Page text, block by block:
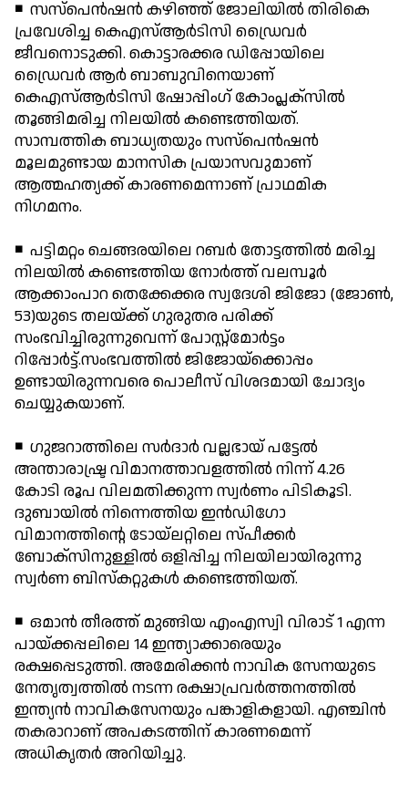
◾ സസ്പെന്‍ഷന്‍ കഴിഞ്ഞ് ജോലിയില്‍ തിരികെ
പ്രവേശിച്ച കെഎസ്ആര്‍ടിസി ഡ്രൈവര്‍
ജീവനൊടുക്കി. കൊട്ടാരക്കര ഡിപ്പോയിലെ
ഡ്രൈവര്‍ ആര്‍ ബാബുവിനെയാണ്
കെഎസ്ആര്‍ടിസി ഷോപ്പിംഗ് കോംപ്ലക്സില്‍
തൂങ്ങിമരിച്ച നിലയില്‍ കണ്ടെത്തിയത്.
സാമ്പത്തിക ബാധ്യതയും സസ്പെന്‍ഷന്‍
മൂലമുണ്ടായ മാനസിക പ്രയാസവുമാണ്
ആത്മഹത്യക്ക് കാരണമെന്നാണ് പ്രാഥമിക
നിഗമനം.
◾ പട്ടിമറ്റം ചെങ്ങരയിലെ റബര്‍ തോട്ടത്തില്‍ മരിച്ച
നിലയില്‍ കണ്ടെത്തിയ നോര്‍ത്ത് വലമ്പൂര്‍
ആക്കാംപാറ തെക്കേക്കര സ്വദേശി ജിജോ (ജോണ്‍,
53)യുടെ തലയ്ക്ക് ഗുരുതര പരിക്ക്
സംഭവിച്ചിരുന്നുവെന്ന് പോസ്റ്റ്‌മോര്‍ട്ടം
റിപ്പോര്‍ട്ട്.സംഭവത്തില്‍ ജിജോയ്‌ക്കൊപ്പം
ഉണ്ടായിരുന്നവരെ പൊലീസ് വിശദമായി ചോദ്യം
ചെയ്യുകയാണ്.
◾ ഗുജറാത്തിലെ സര്‍ദാര്‍ വല്ലഭായ് പട്ടേല്‍
അന്താരാഷ്ട്ര വിമാനത്താവളത്തില്‍ നിന്ന് 4.26
കോടി രൂപ വിലമതിക്കുന്ന സ്വര്‍ണം പിടികൂടി.
ദുബായില്‍ നിന്നെത്തിയ ഇന്‍ഡിഗോ
വിമാനത്തിന്റെ ടോയ്ലറ്റിലെ സ്പീക്കര്‍
ബോക്സിനുള്ളില്‍ ഒളിപ്പിച്ച നിലയിലായിരുന്നു
സ്വര്‍ണ ബിസ്‌കറ്റുകള്‍ കണ്ടെത്തിയത്.
◾ ഒമാന്‍ തീരത്ത് മുങ്ങിയ എംഎസ്വി വിരാട് 1 എന്ന
പായ്ക്കപ്പലിലെ 14 ഇന്ത്യാക്കാരെയും
രക്ഷപ്പെടുത്തി. അമേരിക്കന്‍ നാവിക സേനയുടെ
നേതൃത്വത്തില്‍ നടന്ന രക്ഷാപ്രവര്‍ത്തനത്തില്‍
ഇന്ത്യന്‍ നാവികസേനയും പങ്കാളികളായി. എഞ്ചിന്‍
തകരാറാണ് അപകടത്തിന് കാരണമെന്ന്
അധികൃതര്‍ അറിയിച്ചു.